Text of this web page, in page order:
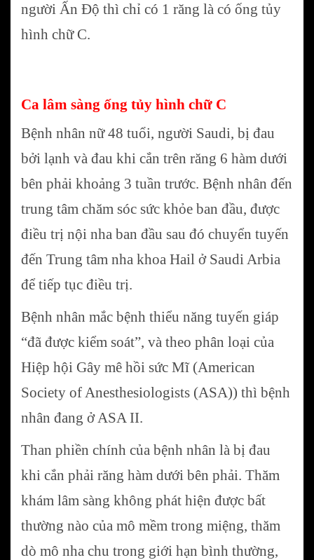
người Ấn Độ thì chỉ có 1 răng là có ống tủy
hình chữ C.
Ca lâm sàng ống tủy hình chữ C
Bệnh nhân nữ 48 tuổi, người Saudi, bị đau
bởi lạnh và đau khi cắn trên răng 6 hàm dưới
bên phải khoảng 3 tuần trước. Bệnh nhân đến
trung tâm chăm sóc sức khỏe ban đầu, được
điều trị nội nha ban đầu sau đó chuyển tuyến
đến Trung tâm nha khoa Hail ở Saudi Arbia
để tiếp tục điều trị.
Bệnh nhân mắc bệnh thiểu năng tuyến giáp
“đã được kiểm soát”, và theo phân loại của
Hiệp hội Gây mê hồi sức Mĩ (American
Society of Anesthesiologists (ASA)) thì bệnh
nhân đang ở ASA II.
Than phiền chính của bệnh nhân là bị đau
khi cắn phải răng hàm dưới bên phải. Thăm
khám lâm sàng không phát hiện được bất
thường nào của mô mềm trong miệng, thăm
dò mô nha chu trong giới hạn bình thường,